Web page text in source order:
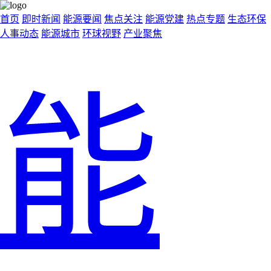
首页 即时新闻 能源要闻 焦点关注 能源党建 热点专题 生态环保
人事动态 能源城市 环球视野 产业聚焦
能